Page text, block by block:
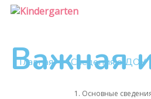
Главная Сведения о ДОУ
1. Основные
Важная